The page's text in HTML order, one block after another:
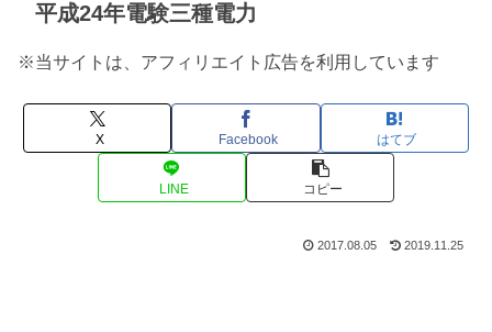
平成24年電験三種電力
※当サイトは、アフィリエイト広告を利用しています
X Facebook はてブ
LINE コピー
2017.08.05 2019.11.25